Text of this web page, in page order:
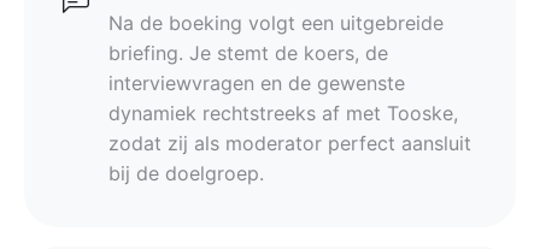
Na de boeking volgt een uitgebreide
briefing. Je stemt de koers, de
interviewvragen en de gewenste
dynamiek rechtstreeks af met Tooske,
zodat zij als moderator perfect aansluit
bij de doelgroep.